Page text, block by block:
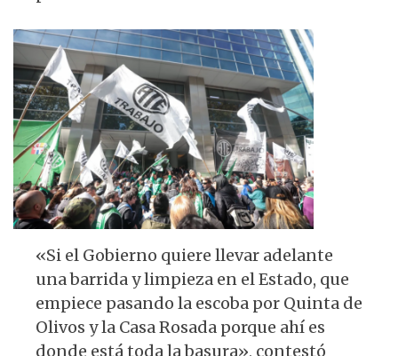
«Si el Gobierno quiere llevar adelante
una barrida y limpieza en el Estado, que
empiece pasando la escoba por Quinta de
Olivos y la Casa Rosada porque ahí es
donde está toda la basura», contestó